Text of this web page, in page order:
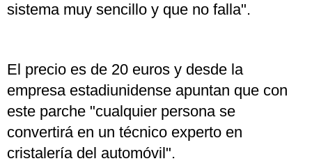
sistema muy sencillo y que no falla".
El precio es de 20 euros y desde la
empresa estadiunidense apuntan que con
este parche "cualquier persona se
convertirá en un técnico experto en
cristalería del automóvil".